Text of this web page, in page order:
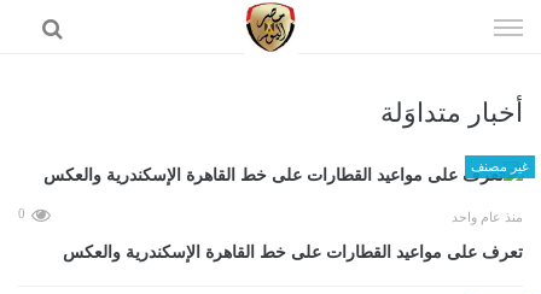
الى
أخبار متداوَلة
غير مصنف
منذ عام واحد 0
تعرف على مواعيد القطارات على خط القاهرة الإسكندرية والعكس